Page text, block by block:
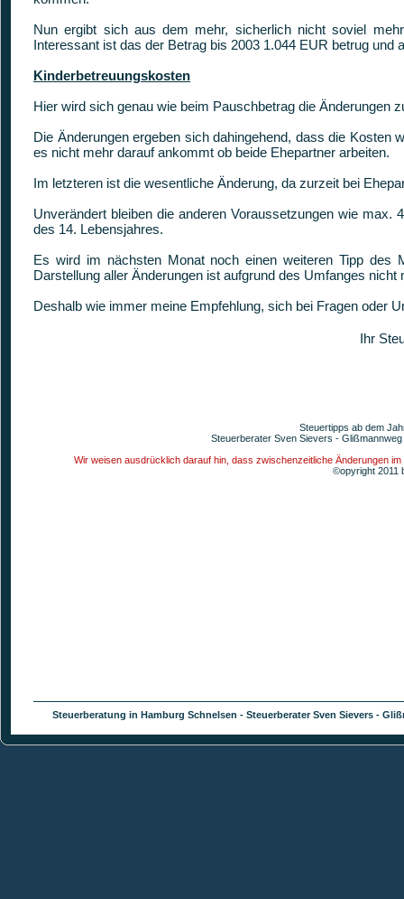
Steuerberatung in Hamburg Schnelsen - Steuerberater Sven Sievers -
Nun ergibt sich aus dem mehr, sicherlich nicht soviel
Interessant ist das der Betrag bis 2003 1.044 EUR betrug
Kinderbetreuungskosten
Hier wird sich genau wie beim Pauschbetrag die Änderungen
Die Änderungen ergeben sich dahingehend, dass die Kosten
es nicht mehr darauf ankommt ob beide Ehepartner arbeiten.
Im letzteren ist die wesentliche Änderung, da zurzeit bei
Unverändert bleiben die anderen Voraussetzungen wie
des 14. Lebensjahres.
Es wird im nächsten Monat noch einen weiteren Tipp des
Darstellung aller Änderungen ist aufgrund des Umfanges nicht
Deshalb wie immer meine Empfehlung, sich bei Fragen oder
Ihr
Steuertipps ab dem
Steuerberater Sven Sievers -
Wir weisen ausdrücklich darauf hin, dass zwischenzeitliche Änderungen
©opyright 2011